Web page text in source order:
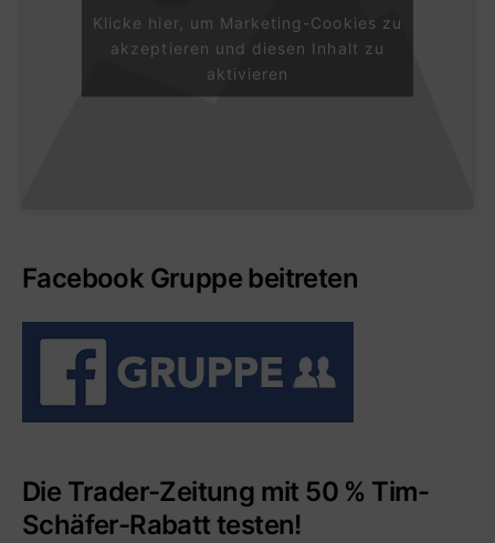
Klicke hier, um Marketing-Cookies zu
akzeptieren und diesen Inhalt zu
aktivieren
Facebook Gruppe beitreten
Die Trader-Zeitung mit 50 % Tim-
Schäfer-Rabatt testen!